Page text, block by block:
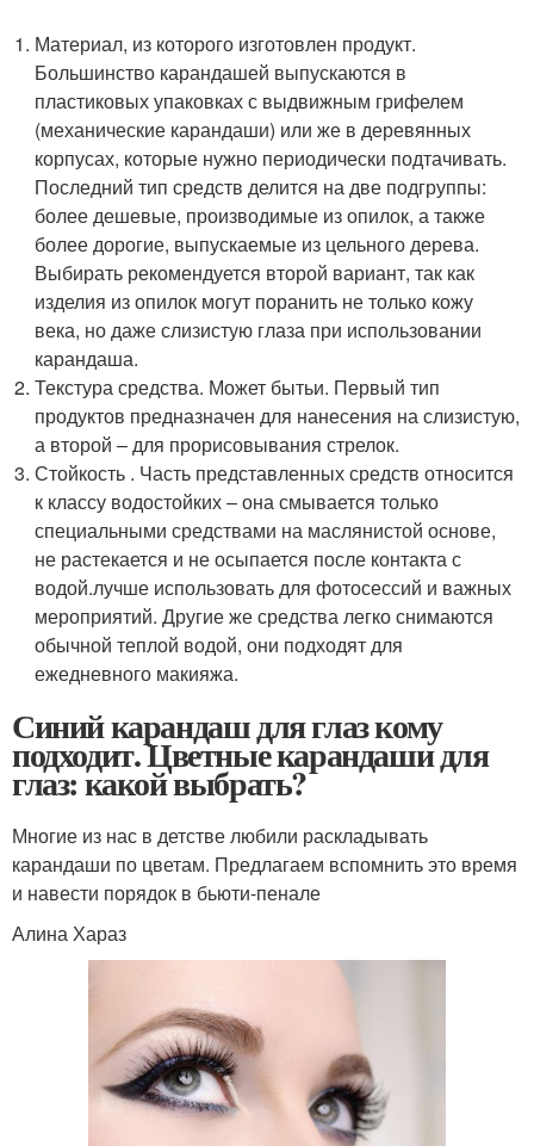
Материал, из которого изготовлен продукт.
Большинство карандашей выпускаются в
пластиковых упаковках с выдвижным грифелем
(механические карандаши) или же в деревянных
корпусах, которые нужно периодически подтачивать.
Последний тип средств делится на две подгруппы:
более дешевые, производимые из опилок, а также
более дорогие, выпускаемые из цельного дерева.
Выбирать рекомендуется второй вариант, так как
изделия из опилок могут поранить не только кожу
века, но даже слизистую глаза при использовании
карандаша.
Текстура средства. Может бытьи. Первый тип
продуктов предназначен для нанесения на слизистую,
а второй – для прорисовывания стрелок.
Стойкость . Часть представленных средств относится
к классу водостойких – она смывается только
специальными средствами на маслянистой основе,
не растекается и не осыпается после контакта с
водой.лучше использовать для фотосессий и важных
мероприятий. Другие же средства легко снимаются
обычной теплой водой, они подходят для
ежедневного макияжа.
Синий карандаш для глаз кому
подходит. Цветные карандаши для
глаз: какой выбрать?
Многие из нас в детстве любили раскладывать
карандаши по цветам. Предлагаем вспомнить это время
и навести порядок в бьюти-пенале
Алина Хараз